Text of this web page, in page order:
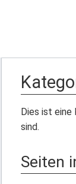
Dies ist eine
sind.
Seiten